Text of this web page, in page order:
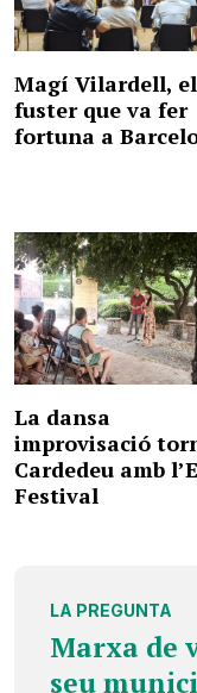
Magí Vilardell, el
fuster que va fer
fortuna a
La dansa
improvisació
Cardedeu amb
Festival
LA PREGUNTA
Marxa de
seu